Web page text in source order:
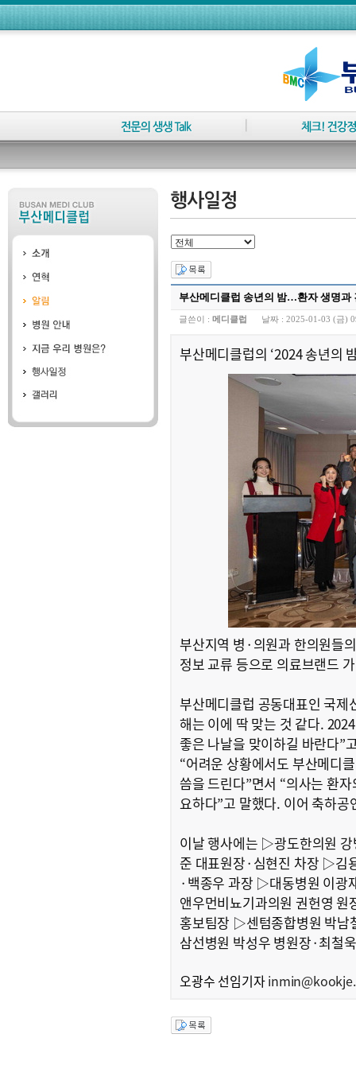
부산메디클럽 송년의 밤…환자 생명과
글쓴이 : 메디클럽 날짜 : 2025-01-03 (금)
부산메디클럽의 ‘2024 송년의
부산지역 병·의원과 한의원들
정보 교류 등으로 의료브랜드
부산메디클럽 공동대표인 국제
해는 이에 딱 맞는 것 같다.
좋은 나날을 맞이하길 바란다”
“어려운 상황에서도 부산메디
씀을 드린다”면서 “의사는 환
요하다”고 말했다. 이어 축하
이날 행사에는 ▷광도한의원
준 대표원장·심현진 차장 ▷김
·백종우 과장 ▷대동병원 이
앤우먼비뇨기과의원 권헌영
홍보팀장 ▷센텀종합병원 박
삼선병원 박성우 병원장·최철
오광수 선임기자